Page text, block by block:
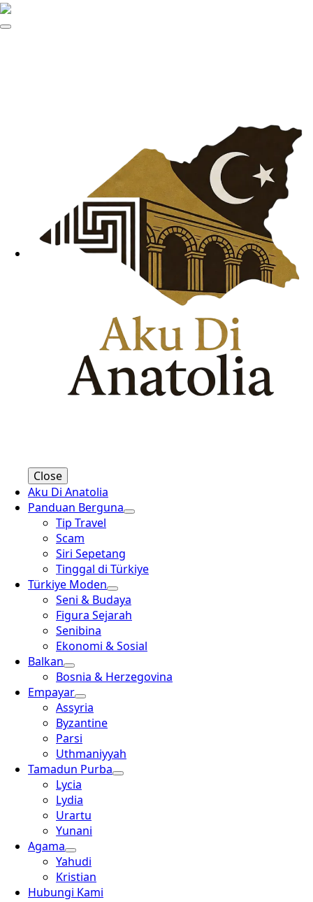
Close
Aku Di Anatolia
Panduan Berguna
Tip Travel
Scam
Siri Sepetang
Tinggal di Türkiye
Türkiye Moden
Seni & Budaya
Figura Sejarah
Senibina
Ekonomi & Sosial
Balkan
Bosnia & Herzegovina
Empayar
Assyria
Byzantine
Parsi
Uthmaniyyah
Tamadun Purba
Lycia
Lydia
Urartu
Yunani
Agama
Yahudi
Kristian
Hubungi Kami